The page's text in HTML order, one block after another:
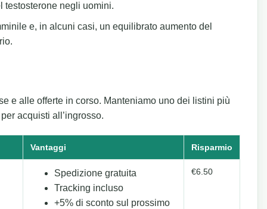
testosterone negli uomini.
e, in alcuni casi, un equilibrato aumento del
e alle offerte in corso. Manteniamo uno dei listini più
acquisti all’ingrosso.
Vantaggi Risparmio
Spedizione gratuita
Tracking incluso
+5% di sconto sul prossimo
€6.50